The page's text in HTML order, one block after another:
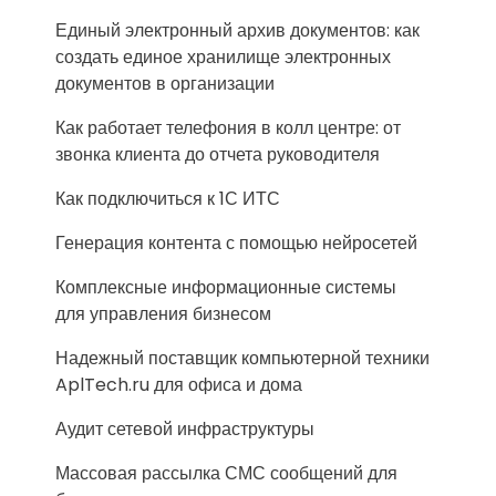
Единый электронный архив документов: как
создать единое хранилище электронных
документов в организации
Как работает телефония в колл центре: от
звонка клиента до отчета руководителя
Как подключиться к 1С ИТС
Генерация контента с помощью нейросетей
Комплексные информационные системы
для управления бизнесом
Надежный поставщик компьютерной техники
AplTech.ru для офиса и дома
Аудит сетевой инфраструктуры
Массовая рассылка СМС сообщений для